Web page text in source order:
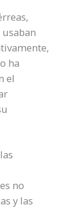
ha
el
no
y las